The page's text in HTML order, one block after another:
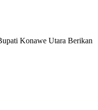
Konawe Utara Berikan